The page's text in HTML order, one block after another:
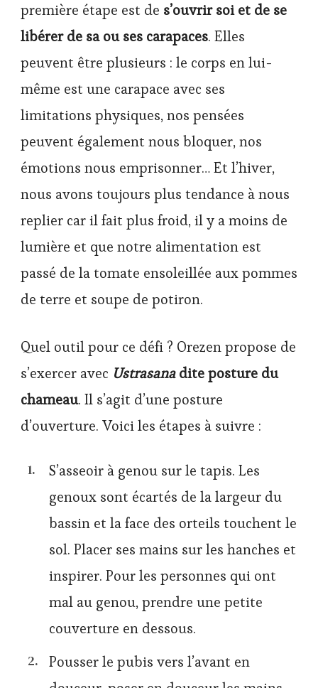
première étape est de s’ouvrir soi et de se
libérer de sa ou ses carapaces. Elles
peuvent être plusieurs : le corps en lui-
même est une carapace avec ses
limitations physiques, nos pensées
peuvent également nous bloquer, nos
émotions nous emprisonner… Et l’hiver,
nous avons toujours plus tendance à nous
replier car il fait plus froid, il y a moins de
lumière et que notre alimentation est
passé de la tomate ensoleillée aux pommes
de terre et soupe de potiron.
Quel outil pour ce défi ? Orezen propose de
s’exercer avec Ustrasanadite posture du
chameau. Il s’agit d’une posture
d’ouverture. Voici les étapes à suivre :
S’asseoir à genou sur le tapis. Les
genoux sont écartés de la largeur du
bassin et la face des orteils touchent le
sol. Placer ses mains sur les hanches et
inspirer. Pour les personnes qui ont
mal au genou, prendre une petite
couverture en dessous.
Pousser le pubis vers l’avant en